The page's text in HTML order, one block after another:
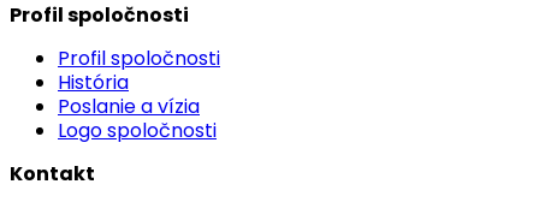
Profil spoločnosti
Profil spoločnosti
História
Poslanie a vízia
Logo spoločnosti
Kontakt